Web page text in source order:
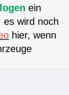
ein
es wird noch
hier, wenn
werden,
% der jetzigen